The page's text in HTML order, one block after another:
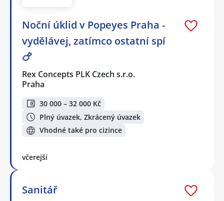
Noční úklid v Popeyes Praha -
vydělávej, zatímco ostatní spí
🍗
Rex Concepts PLK Czech s.r.o.
Praha
30 000 – 32 000 Kč
Plný úvazek, Zkrácený úvazek
Vhodné také pro cizince
včerejší
Sanitář